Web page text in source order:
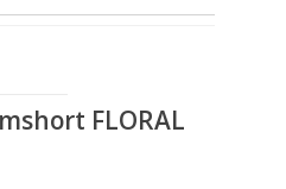
FLORAL